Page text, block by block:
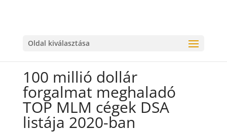
Oldal kiválasztása
100 millió dollár
forgalmat meghaladó
TOP MLM cégek DSA
listája 2020-ban